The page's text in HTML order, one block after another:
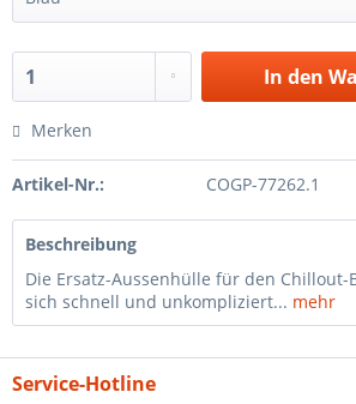
In den
Merken
Artikel-Nr.: COGP-77262.1
Beschreibung
Die Ersatz-Aussenhülle für den Chillout-
sich schnell und unkompliziert... mehr
Service-Hotline